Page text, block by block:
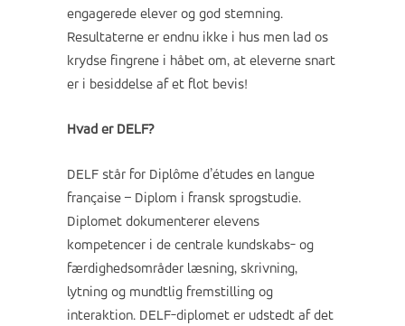
engagerede elever og god stemning.
Resultaterne er endnu ikke i hus men lad os
krydse fingrene i håbet om, at eleverne snart
er i besiddelse af et flot bevis!
Hvad er DELF?
DELF står for Diplôme d’études en langue
française – Diplom i fransk sprogstudie.
Diplomet dokumenterer elevens
kompetencer i de centrale kundskabs- og
færdighedsområder læsning, skrivning,
lytning og mundtlig fremstilling og
interaktion. DELF-diplomet er udstedt af det